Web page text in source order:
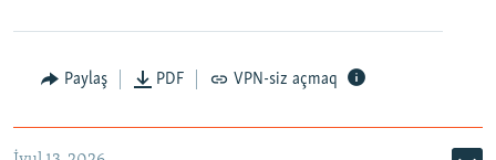
Paylaş PDF VPN-siz açmaq